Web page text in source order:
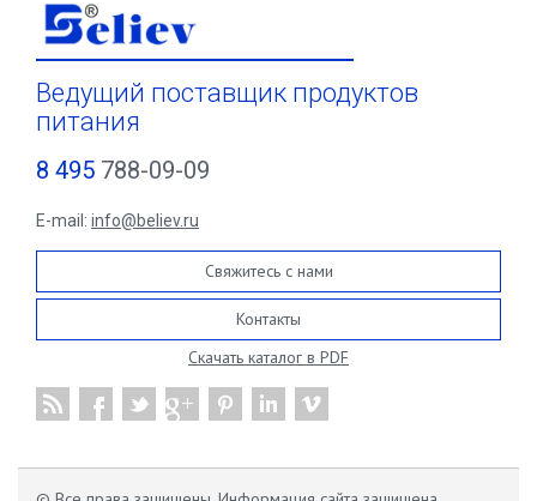
Ведущий поставщик продуктов
питания
8 495 788-09-09
E-mail: info@believ.ru
Свяжитесь с нами
Контакты
Скачать каталог в PDF